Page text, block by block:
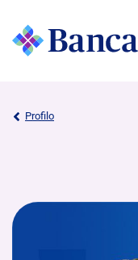
Profilo